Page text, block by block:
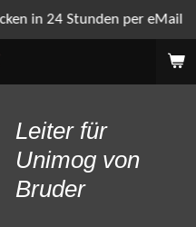
in 24 Stunden per eMail
Leiter für
Unimog von
Bruder